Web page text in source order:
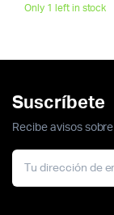
Only 1 left in stock
Suscríbete
Recibe avisos sobre